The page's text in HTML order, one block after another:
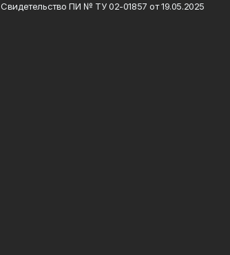
Свидетельство ПИ № ТУ 02-01857 от 19.05.2025